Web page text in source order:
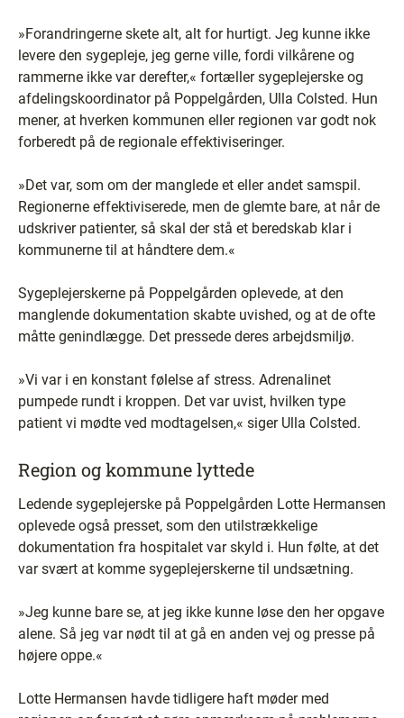
»Forandringerne skete alt, alt for hurtigt. Jeg kunne ikke
levere den sygepleje, jeg gerne ville, fordi vilkårene og
rammerne ikke var derefter,« fortæller sygeplejerske og
afdelingskoordinator på Poppelgården, Ulla Colsted. Hun
mener, at hverken kommunen eller regionen var godt nok
forberedt på de regionale effektiviseringer.
»Det var, som om der manglede et eller andet samspil.
Regionerne effektiviserede, men de glemte bare, at når de
udskriver patienter, så skal der stå et beredskab klar i
kommunerne til at håndtere dem.«
Sygeplejerskerne på Poppelgården oplevede, at den
manglende dokumentation skabte uvished, og at de ofte
måtte genindlægge. Det pressede deres arbejdsmiljø.
»Vi var i en konstant følelse af stress. Adrenalinet
pumpede rundt i kroppen. Det var uvist, hvilken type
patient vi mødte ved modtagelsen,« siger Ulla Colsted.
Region og kommune lyttede
Ledende sygeplejerske på Poppelgården Lotte Hermansen
oplevede også presset, som den utilstrækkelige
dokumentation fra hospitalet var skyld i. Hun følte, at det
var svært at komme sygeplejerskerne til undsætning.
»Jeg kunne bare se, at jeg ikke kunne løse den her opgave
alene. Så jeg var nødt til at gå en anden vej og presse på
højere oppe.«
Lotte Hermansen havde tidligere haft møder med